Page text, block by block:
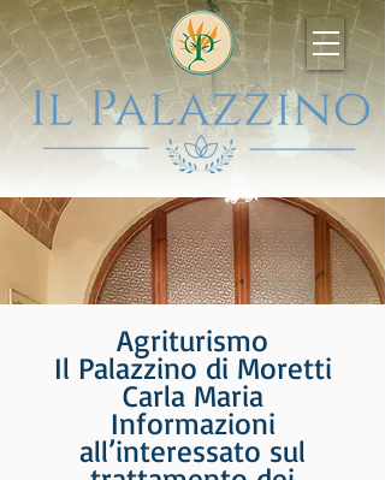
Agriturismo
Il Palazzino di Moretti
Carla Maria
Informazioni
all’interessato sul